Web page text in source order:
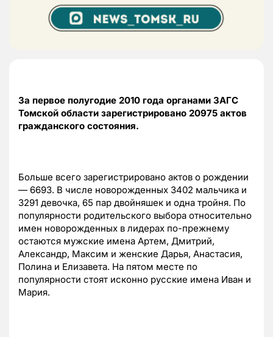
За первое полугодие 2010 года органами ЗАГС
Томской области зарегистрировано 20975 актов
гражданского состояния.
Больше всего зарегистрировано актов о рождении
— 6693. В числе новорожденных 3402 мальчика и
3291 девочка, 65 пар двойняшек и одна тройня. По
популярности родительского выбора относительно
имен новорожденных в лидерах по-прежнему
остаются мужские имена Артем, Дмитрий,
Александр, Максим и женские Дарья, Анастасия,
Полина и Елизавета. На пятом месте по
популярности стоят исконно русские имена Иван и
Мария.